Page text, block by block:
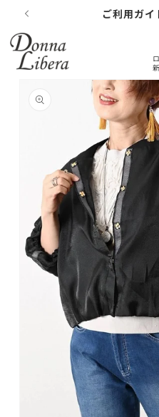
コンテンツに
進む ご利用ガイ